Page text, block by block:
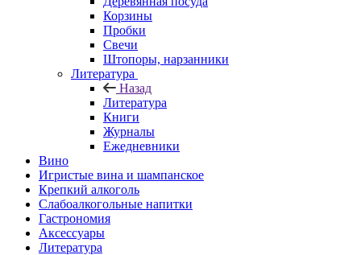
Корзины
Пробки
Свечи
Штопоры, нарзанники
Литература
Назад
Литература
Книги
Журналы
Ежедневники
Вино
Игристые вина и шампанское
Крепкий алкоголь
Слабоалкогольные напитки
Гастрономия
Аксессуары
Литература